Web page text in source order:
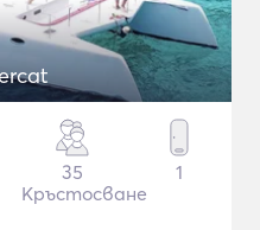
35
Кръстосване
1